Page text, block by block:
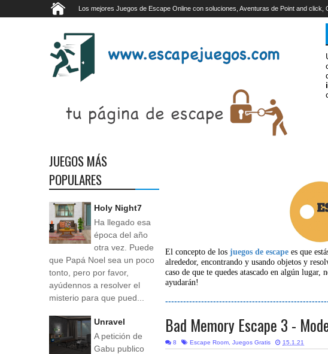
Los mejores Juegos de Escape Online con soluciones, Aventuras de Point and
El concepto de losjuegos de escape es que
alrededor, encontrando y usando objetos y
caso de que te quedes atascado en algún
ayudarán!
Bad Memory Escape 3 -
8 Escape Room Juegos Gratis 15.1.21
JUEGOS MÁS
POPULARES
Holy Night7
Ha llegado esa
época del año
otra vez. Puede
que Papá Noel sea un poco
tonto, pero por favor,
ayúdennos a resolver el
misterio para que pued...
Unravel
A petición de
Gabu publico